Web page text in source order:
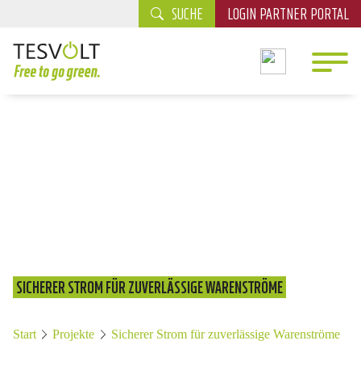
SUCHE LOGIN PARTNER PORTAL
SICHERER STROM FÜR ZUVERLÄSSIGE WARENSTRÖME
Start Projekte Sicherer Strom für zuverlässige Warenströme